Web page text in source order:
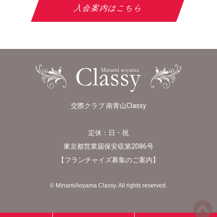
入会案内はこちら
交際クラブ 南青山Classy
定休：日・祝
東京都営業届保安収第2086号
【フランチャイズ募集のご案内】
© MinamiAoyama Classy. All rights reserved.